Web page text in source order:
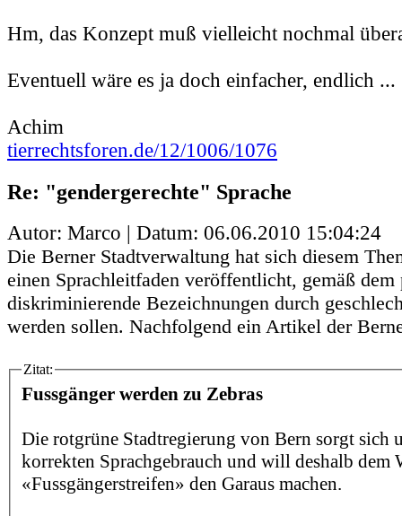
Hm, das Konzept muß vielleicht nochmal
Eventuell wäre es ja doch einfacher, endlich ...
Achim
tierrechtsforen.de/12/1006/1076
Re: "gendergerechte" Sprache
Autor: Marco | Datum: 06.06.2010 15:04:24
Die Berner Stadtverwaltung hat sich diesem
einen Sprachleitfaden veröffentlicht, gemäß
diskriminierende Bezeichnungen durch
werden sollen. Nachfolgend ein Artikel der
Zitat:
Fussgänger werden zu Zebras
Die rotgrüne Stadtregierung von Bern sorgt sich
korrekten Sprachgebrauch und will deshalb dem
«Fussgängerstreifen» den Garaus machen.